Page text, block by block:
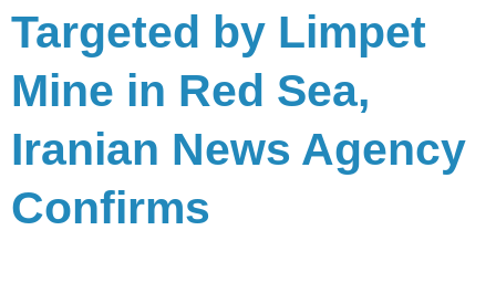
Targeted by Limpet
Mine in Red Sea,
Iranian News Agency
Confirms